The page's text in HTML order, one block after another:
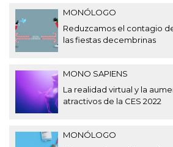
MONÓLOGO
Reduzcamos el contagio
las fiestas decembrinas
MONO SAPIENS
La realidad virtual y la
atractivos de la CES 2022
MONÓLOGO